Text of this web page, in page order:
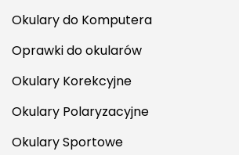
Okulary do Komputera
Oprawki do okularów
Okulary Korekcyjne
Okulary Polaryzacyjne
Okulary Sportowe